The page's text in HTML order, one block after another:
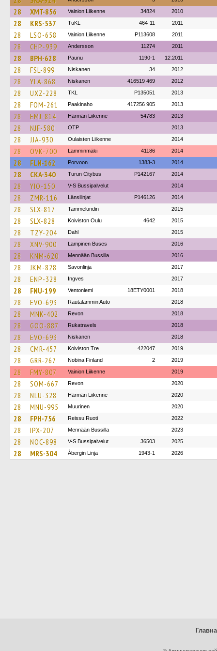
28 XMT-856 Vainion Liikenne 34824 2010
28 KRS-537 TuKL 464-11 2011
28 LSO-658 Vainion Liikenne P113608 2011
28 CHP-939 Andersson 11274 2011
28 BPH-628 Paunu 1190-1 12.2011
28 FSL-899 Niskanen 34 2012
28 YLA-868 Niskanen 416519 469 2012
28 UXZ-228 TKL P135051 2013
28 FOM-261 Paakinaho 417256 905 2013
28 EMJ-814 Härmän Liikenne 54783 2013
28 NJF-580 OTP 2013
28 JJA-930 Oulaisten Liikenne 2014
28 OVK-700 Lamminmäki 41186 2014
28 FLN-162 Porvoon 1383-3 2014
28 CKA-340 Turun Citybus P142167 2014
28 YIO-150 V-S Bussipalvelut 2014
28 ZMR-116 Länsilinjat P146126 2014
28 SLX-817 Tammelundin 2015
28 SLX-828 Koiviston Oulu 4642 2015
28 TZY-204 Dahl 2015
28 XNV-900 Lampinen Buses 2016
28 KNM-620 Mennään Bussilla 2016
28 JKM-828 Savonlinja 2017
28 ENP-328 Ingves 2017
28 FNU-199 Ventoniemi 18ETY0001 2018
28 EVO-693 Rautalammin Auto 2018
28 MNK-402 Revon 2018
28 GOO-887 Rukatravels 2018
28 EVO-693 Niskanen 2018
28 CMR-457 Koiviston Tre 422047 2019
28 GRR-267 Nobina Finland 2 2019
28 FMY-807 Vainion Liikenne 2019
28 SOM-667 Revon 2020
28 NLU-328 Härmän Liikenne 2020
28 MNU-995 Muurinen 2020
28 FPH-756 Reissu Ruoti 2022
28 IPX-207 Mennään Bussilla 2023
28 NOC-898 V-S Bussipalvelut 36503 2025
28 MRS-304 Åbergin Linja 1943-1 2026